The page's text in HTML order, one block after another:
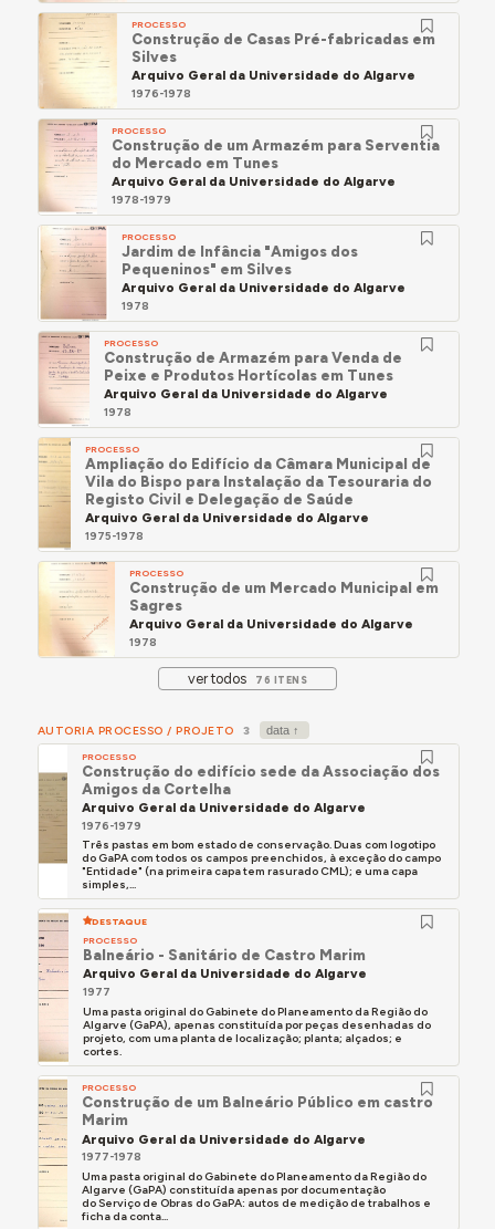
PROCESSO
Construção de Casas Pré-fabricadas em
Silves
Arquivo Geral da Universidade do Algarve
1976-1978
PROCESSO
Construção de um Armazém para Serventia
do Mercado em Tunes
Arquivo Geral da Universidade do Algarve
1978-1979
PROCESSO
Jardim de Infância "Amigos dos
Pequeninos" em Silves
Arquivo Geral da Universidade do Algarve
1978
PROCESSO
Construção de Armazém para Venda de
Peixe e Produtos Hortícolas em Tunes
Arquivo Geral da Universidade do Algarve
1978
PROCESSO
Ampliação do Edifício da Câmara Municipal de
Vila do Bispo para Instalação da Tesouraria do
Registo Civil e Delegação de Saúde
Arquivo Geral da Universidade do Algarve
1975-1978
PROCESSO
Construção de um Mercado Municipal em
Sagres
Arquivo Geral da Universidade do Algarve
1978
ver todos 76 ITENS
AUTORIA PROCESSO / PROJETO 3
PROCESSO
Construção do edifício sede da Associação dos
Amigos da Cortelha
Arquivo Geral da Universidade do Algarve
1976-1979
Três pastas em bom estado de conservação. Duas com logotipo
do GaPA com todos os campos preenchidos, à exceção do campo
"Entidade" (na primeira capa tem rasurado CML); e uma capa
simples,...
DESTAQUE
PROCESSO
Balneário - Sanitário de Castro Marim
Arquivo Geral da Universidade do Algarve
1977
Uma pasta original do Gabinete do Planeamento da Região do
Algarve (GaPA), apenas constituída por peças desenhadas do
projeto, com uma planta de localização; planta; alçados; e
cortes.
PROCESSO
Construção de um Balneário Público em castro
Marim
Arquivo Geral da Universidade do Algarve
1977-1978
Uma pasta original do Gabinete do Planeamento da Região do
Algarve (GaPA) constituída apenas por documentação
do Serviço de Obras do GaPA: autos de medição de trabalhos e
ficha da conta...